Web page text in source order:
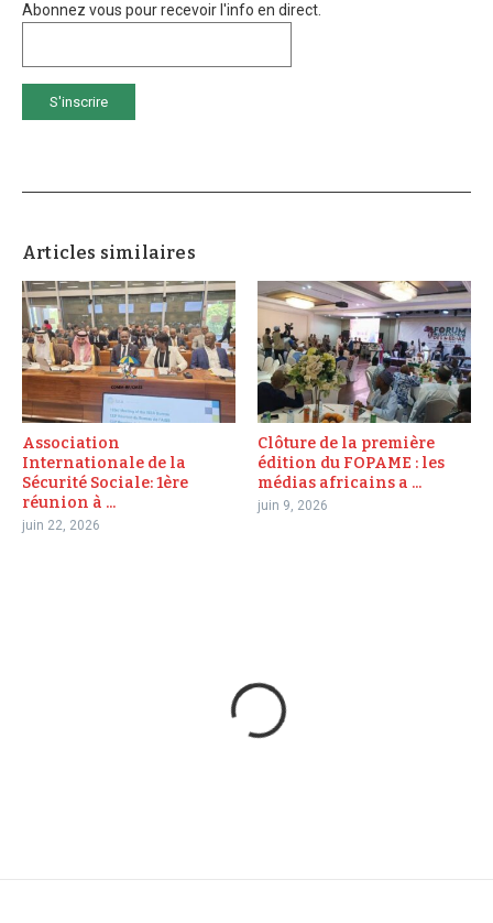
Abonnez vous pour recevoir l'info en direct.
Articles similaires
Association
Internationale de la
Sécurité Sociale: 1ère
réunion à ...
juin 22, 2026
Clôture de la première
édition du FOPAME : les
médias africains a ...
juin 9, 2026